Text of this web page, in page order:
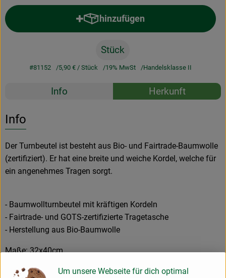
Geschäftskunden
hinzufügen
Produkt zum Warenkorb
Stück
#81152 5,90 € / Stück 19% MwSt Handelsklasse II
Rezepte
Info Herkunft
Info
Der Turnbeutel ist besteht aus Bio- und Fairtrade-Baumwolle
(zertifiziert). Er hat eine breite und weiche Kordel, welche für
ein angenehmes Tragen sorgt.
- Baumwollturnbeutel mit kräftigen Kordeln
- Fairtrade- und GOTS-zertifizierte Tragetasche
- Herstellung aus Bio-Baumwolle
Maße: 32x40cm
Hersteller/Inverkehrbringer: memo AG
Um unsere Webseite für dich optimal